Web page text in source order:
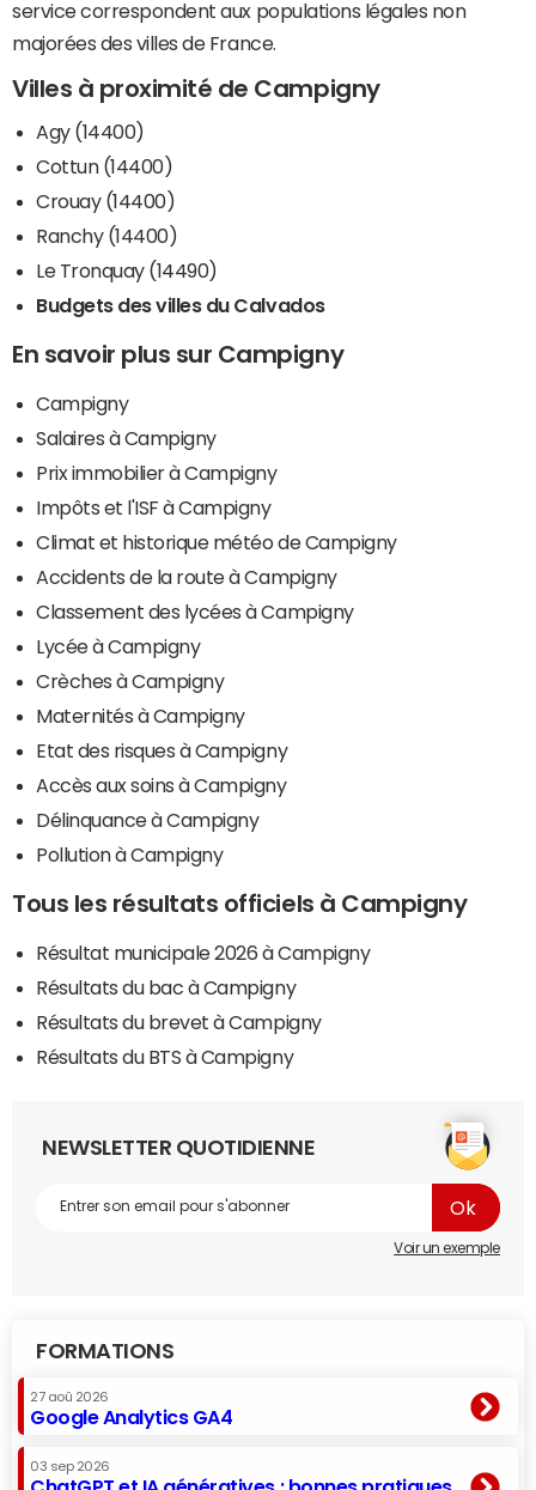
service correspondent aux populations légales non
majorées des villes de France.
Villes à proximité de Campigny
Agy (14400)
Cottun (14400)
Crouay (14400)
Ranchy (14400)
Le Tronquay (14490)
Budgets des villes du Calvados
En savoir plus sur Campigny
Campigny
Salaires à Campigny
Prix immobilier à Campigny
Impôts et l'ISF à Campigny
Climat et historique météo de Campigny
Accidents de la route à Campigny
Classement des lycées à Campigny
Lycée à Campigny
Crèches à Campigny
Maternités à Campigny
Etat des risques à Campigny
Accès aux soins à Campigny
Délinquance à Campigny
Pollution à Campigny
Tous les résultats officiels à Campigny
Résultat municipale 2026 à Campigny
Résultats du bac à Campigny
Résultats du brevet à Campigny
Résultats du BTS à Campigny
NEWSLETTER QUOTIDIENNE
Voir un exemple
FORMATIONS
27 aoû 2026
Google Analytics GA4
03 sep 2026
ChatGPT et IA génératives : bonnes pratiques